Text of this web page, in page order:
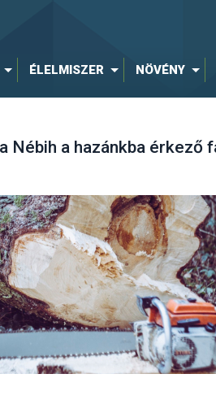
ÉLELMISZER NÖVÉNY
Nébih a hazánkba érkező